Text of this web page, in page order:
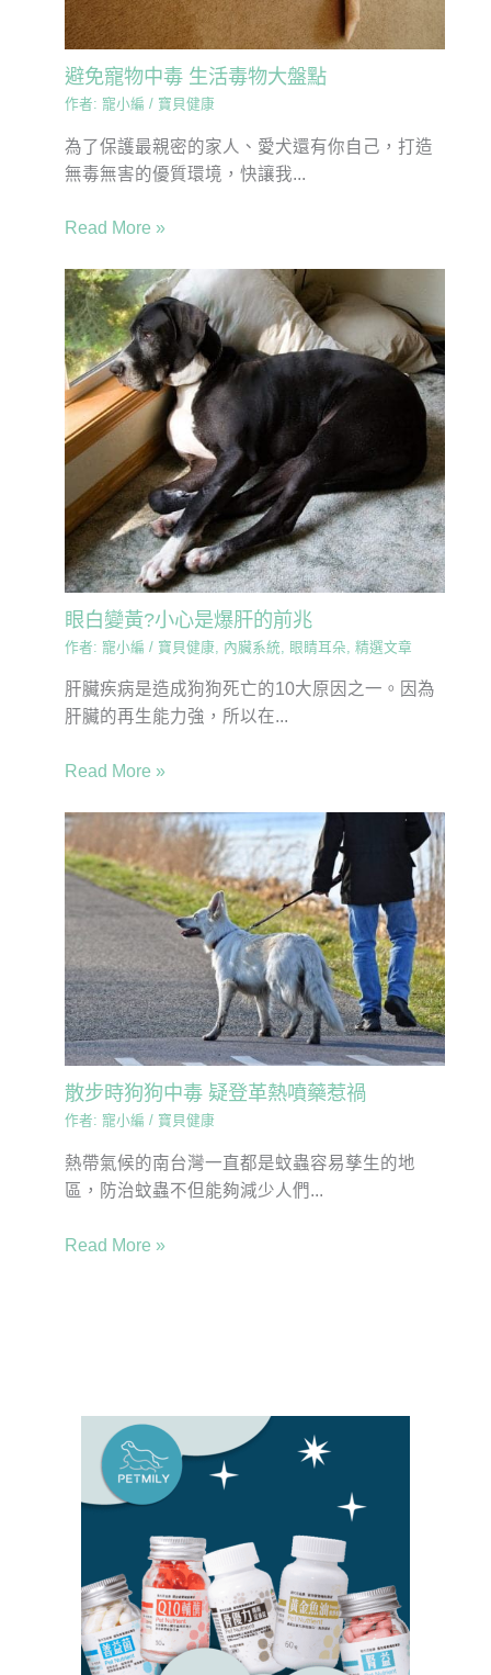
避免寵物中毒 生活毒物大盤點
作者: 寵小編 / 寶貝健康
為了保護最親密的家人、愛犬還有你自己，打造
無毒無害的優質環境，快讓我...
Read More »
眼白變黃?小心是爆肝的前兆
作者: 寵小編 / 寶貝健康 內臟系統 眼睛耳朵 精選文章
肝臟疾病是造成狗狗死亡的10大原因之一。因為
肝臟的再生能力強，所以在...
Read More »
散步時狗狗中毒 疑登革熱噴藥惹禍
作者: 寵小編 / 寶貝健康
熱帶氣候的南台灣一直都是蚊蟲容易孳生的地
區，防治蚊蟲不但能夠減少人們...
Read More »